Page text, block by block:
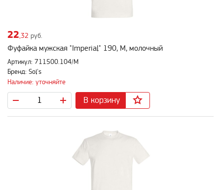
22,32 руб.
Фуфайка мужская "Imperial" 190, M, молочный
Артикул: 711500.104/M
Бренд: Sol's
Наличие: уточняйте
В корзину